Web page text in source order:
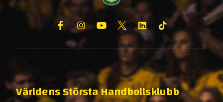
Världens Största Handbollsklubb